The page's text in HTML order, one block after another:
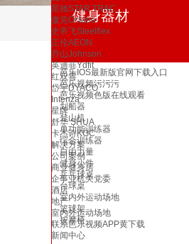
星驰STAR TRAC
傲克Octane
史帝飞Steelflex
正伦AEON
乔山Johnson
英迪菲Ydfit
红双喜
岱宇DYACO
Intenza
星牌
舒华 SHUA
卡杰诗KGC
解决方案
公司案例
商业健身房
企事业机关党委
酒店
地产
室内外运动场地
联系芭乐视频APP黄下载
新闻中心
健身器材
芭乐IOS最新版官网下载入口
芭乐视频污污污
芭乐视频色版在线观看
划船器
登山机
单功能训练器
综合训练器
自由力量
健身小件
乒乓球桌
台球桌
室内外运动场地
篮球架
按摩椅